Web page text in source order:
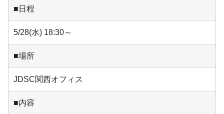
■日程
5/28(水) 18:30～
■場所
JDSC関西オフィス
■内容